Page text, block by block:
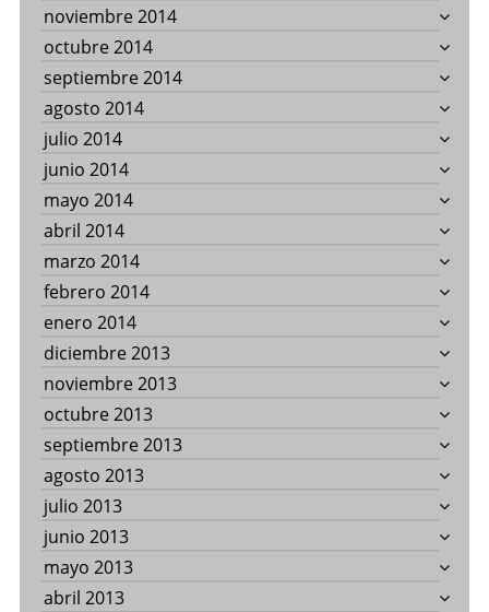
noviembre 2014
octubre 2014
septiembre 2014
agosto 2014
julio 2014
junio 2014
mayo 2014
abril 2014
marzo 2014
febrero 2014
enero 2014
diciembre 2013
noviembre 2013
octubre 2013
septiembre 2013
agosto 2013
julio 2013
junio 2013
mayo 2013
abril 2013